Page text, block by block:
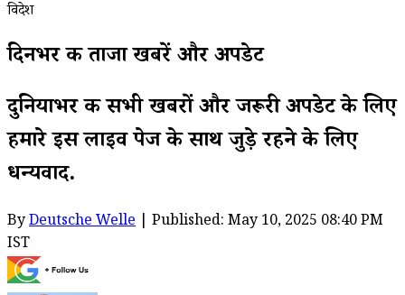
विदेश
दिनभर की ताजा खबरें और अपडेट
दुनियाभर की सभी खबरों और जरूरी अपडेट के लिए
हमारे इस लाइव पेज के साथ जुड़े रहने के लिए
धन्यवाद.
ByDeutsche Welle | Published: May 10, 2025 08:40 PM
IST